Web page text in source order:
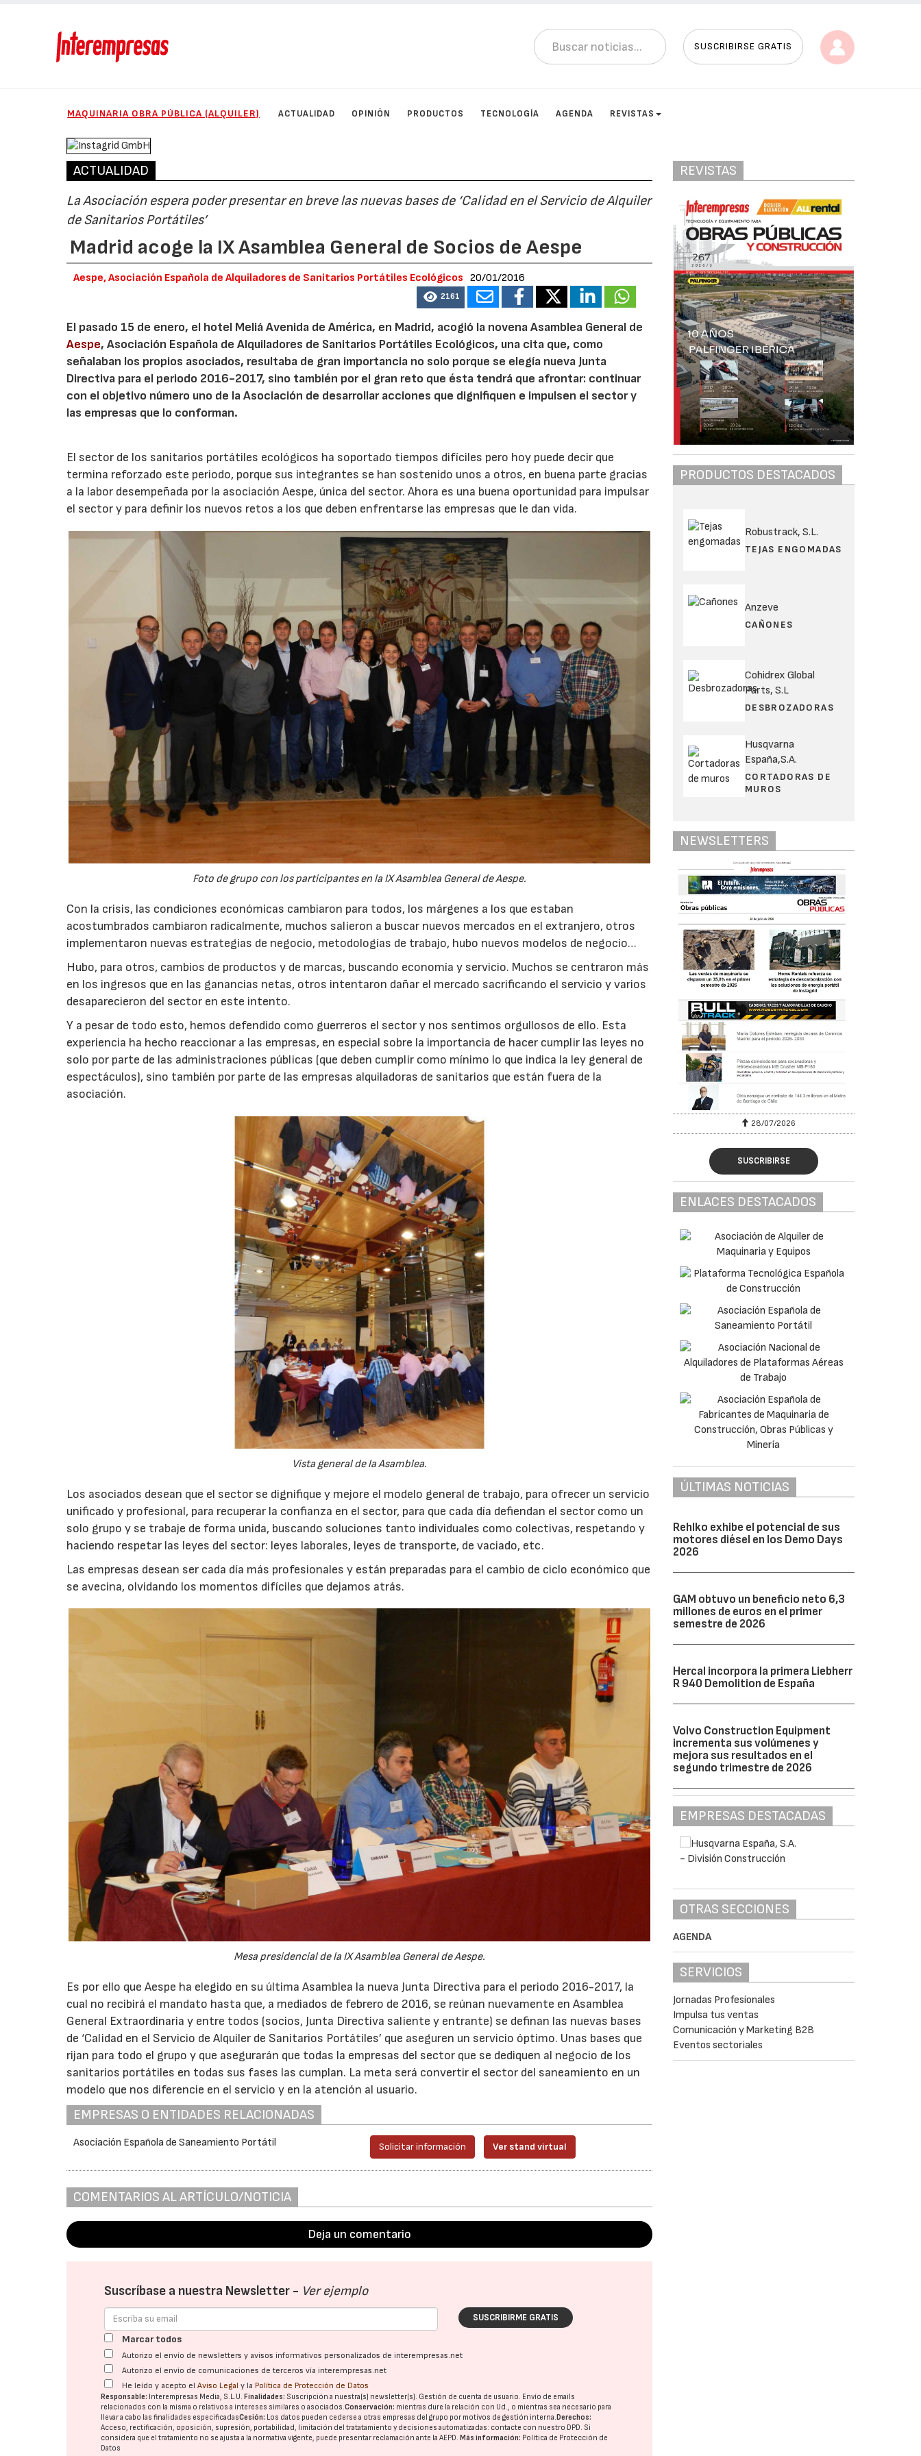
SUSCRIBIRSE GRATIS
MAQUINARIA OBRA PÚBLICA (ALQUILER) ACTUALIDAD OPINIÓN PRODUCTOS TECNOLOGÍA AGENDA REVISTAS
ACTUALIDAD
La Asociación espera poder presentar en breve las nuevas bases de ‘Calidad en el Servicio de Alquiler
de Sanitarios Portátiles’
Madrid acoge la IX Asamblea General de Socios de Aespe
Aespe, Asociación Española de Alquiladores de Sanitarios Portátiles Ecológicos 20/01/2016
2161
El pasado 15 de enero, el hotel Meliá Avenida de América, en Madrid, acogió la novena Asamblea General de
Aespe, Asociación Española de Alquiladores de Sanitarios Portátiles Ecológicos, una cita que, como
señalaban los propios asociados, resultaba de gran importancia no solo porque se elegía nueva Junta
Directiva para el periodo 2016-2017, sino también por el gran reto que ésta tendrá que afrontar: continuar
con el objetivo número uno de la Asociación de desarrollar acciones que dignifiquen e impulsen el sector y
las empresas que lo conforman.
El sector de los sanitarios portátiles ecológicos ha soportado tiempos difíciles pero hoy puede decir que
termina reforzado este periodo, porque sus integrantes se han sostenido unos a otros, en buena parte gracias
a la labor desempeñada por la asociación Aespe, única del sector. Ahora es una buena oportunidad para impulsar
el sector y para definir los nuevos retos a los que deben enfrentarse las empresas que le dan vida.
Foto de grupo con los participantes en la IX Asamblea General de Aespe.
Con la crisis, las condiciones económicas cambiaron para todos, los márgenes a los que estaban
acostumbrados cambiaron radicalmente, muchos salieron a buscar nuevos mercados en el extranjero, otros
implementaron nuevas estrategias de negocio, metodologías de trabajo, hubo nuevos modelos de negocio…
Hubo, para otros, cambios de productos y de marcas, buscando economía y servicio. Muchos se centraron más
en los ingresos que en las ganancias netas, otros intentaron dañar el mercado sacrificando el servicio y varios
desaparecieron del sector en este intento.
Y a pesar de todo esto, hemos defendido como guerreros el sector y nos sentimos orgullosos de ello. Esta
experiencia ha hecho reaccionar a las empresas, en especial sobre la importancia de hacer cumplir las leyes no
solo por parte de las administraciones públicas (que deben cumplir como mínimo lo que indica la ley general de
espectáculos), sino también por parte de las empresas alquiladoras de sanitarios que están fuera de la
asociación.
Vista general de la Asamblea.
Los asociados desean que el sector se dignifique y mejore el modelo general de trabajo, para ofrecer un servicio
unificado y profesional, para recuperar la confianza en el sector, para que cada día defiendan el sector como un
solo grupo y se trabaje de forma unida, buscando soluciones tanto individuales como colectivas, respetando y
haciendo respetar las leyes del sector: leyes laborales, leyes de transporte, de vaciado, etc.
Las empresas desean ser cada día más profesionales y están preparadas para el cambio de ciclo económico que
se avecina, olvidando los momentos difíciles que dejamos atrás.
Mesa presidencial de la IX Asamblea General de Aespe.
Es por ello que Aespe ha elegido en su última Asamblea la nueva Junta Directiva para el periodo 2016-2017, la
cual no recibirá el mandato hasta que, a mediados de febrero de 2016, se reúnan nuevamente en Asamblea
General Extraordinaria y entre todos (socios, Junta Directiva saliente y entrante) se definan las nuevas bases
de ‘Calidad en el Servicio de Alquiler de Sanitarios Portátiles’ que aseguren un servicio óptimo. Unas bases que
rijan para todo el grupo y que asegurarán que todas la empresas del sector que se dediquen al negocio de los
sanitarios portátiles en todas sus fases las cumplan. La meta será convertir el sector del saneamiento en un
modelo que nos diferencie en el servicio y en la atención al usuario.
EMPRESAS O ENTIDADES RELACIONADAS
Asociación Española de Saneamiento Portátil Solicitar información Ver stand virtual
COMENTARIOS AL ARTÍCULO/NOTICIA
Deja un comentario
Suscríbase a nuestra Newsletter - Ver ejemplo
SUSCRIBIRME GRATIS
Marcar todos
Autorizo el envío de newsletters y avisos informativos personalizados de interempresas.net
Autorizo el envío de comunicaciones de terceros vía interempresas.net
He leído y acepto elAviso Legal y la Política de Protección de Datos
Responsable: Interempresas Media, S.L.U.Finalidades: Suscripción a nuestra(s) newsletter(s). Gestión de cuenta de usuario. Envío de emails
relacionados con la misma o relativos a intereses similares o asociados.Conservación: mientras dure la relación con Ud., o mientras sea necesario para
llevar a cabo las finalidades especificadasCesión: Los datos pueden cederse a otras empresas del grupo por motivos de gestión interna.Derechos:
Acceso, rectificación, oposición, supresión, portabilidad, limitación del tratatamiento y decisiones automatizadas: contacte con nuestro DPD. Si
considera que el tratamiento no se ajusta a la normativa vigente, puede presentar reclamación ante laAEPD.Más información: Política de Protección de
Datos
REVISTAS
PRODUCTOS DESTACADOS
Robustrack, S.L.
TEJAS ENGOMADAS
Anzeve
CAÑONES
Cohidrex Global
Parts, S.L
DESBROZADORAS
Husqvarna
España,S.A.
CORTADORAS DE
MUROS
NEWSLETTERS
28/07/2026 28/07/2026
SUSCRIBIRSE
ENLACES DESTACADOS
ÚLTIMAS NOTICIAS
Rehlko exhibe el potencial de sus
motores diésel en los Demo Days
2026
GAM obtuvo un beneficio neto 6,3
millones de euros en el primer
semestre de 2026
Hercal incorpora la primera Liebherr
R 940 Demolition de España
Volvo Construction Equipment
incrementa sus volúmenes y
mejora sus resultados en el
segundo trimestre de 2026
EMPRESAS DESTACADAS
OTRAS SECCIONES
AGENDA
SERVICIOS
Jornadas Profesionales
Impulsa tus ventas
Comunicación y Marketing B2B
Eventos sectoriales